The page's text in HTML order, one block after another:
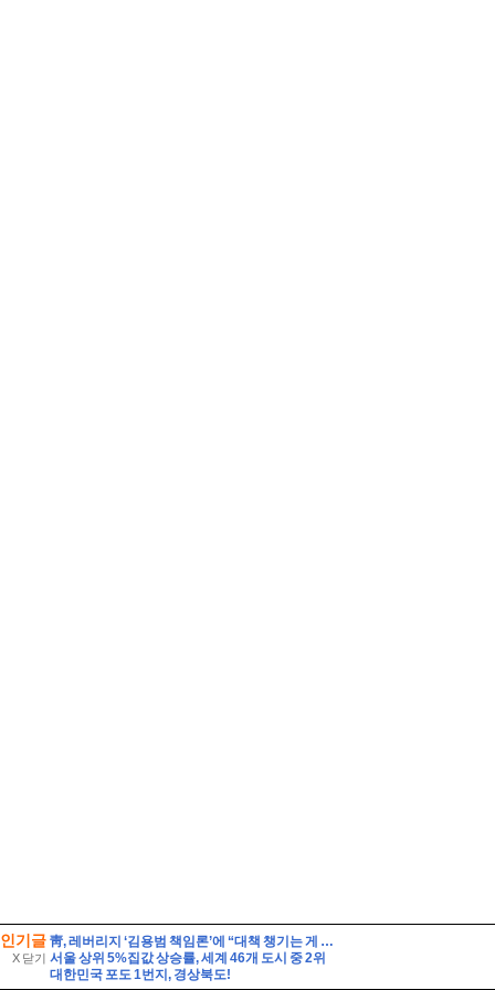
인기글
X 닫기
靑, 레버리지 ‘김용범 책임론’에 “대책 챙기는 게 더 중요”
서울 상위 5%집값 상승률, 세계 46개 도시 중 2위
대한민국 포도 1번지, 경상북도!